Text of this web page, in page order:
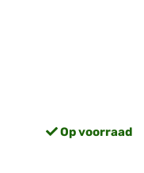
Op voorraad